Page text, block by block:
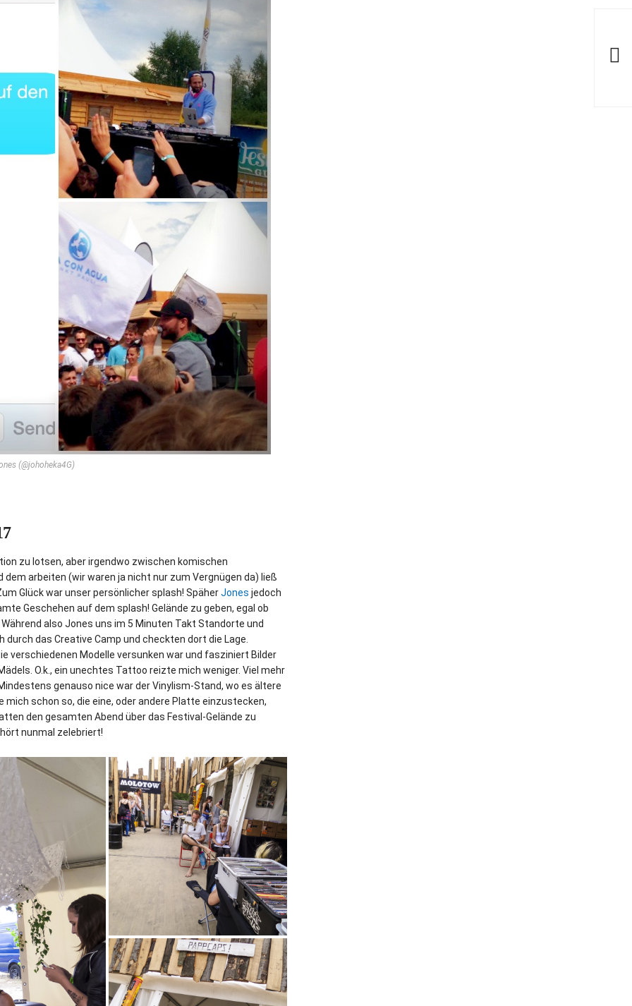
(@johoheka4G)
zu lotsen, aber irgendwo zwischen komischen
arbeiten (wir waren ja nicht nur zum Vergnügen da) ließ
Glück war unser persönlicher splash! SpäherJones jedoch
Geschehen auf dem splash! Gelände zu geben, egal ob
also Jones uns im 5 Minuten Takt Standorte und
das Creative Camp und checkten dort die Lage.
verschiedenen Modelle versunken war und fasziniert Bilder
O.k., ein unechtes Tattoo reizte mich weniger. Viel mehr
genauso nice war der Vinylism-Stand, wo es ältere
schon so, die eine, oder andere Platte einzustecken,
den gesamten Abend über das Festival-Gelände zu
nunmal zelebriert!